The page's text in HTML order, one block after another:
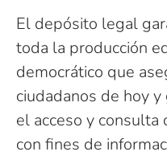
El depósito legal
toda la producción
democrático que
ciudadanos de hoy
el acceso y
con fines de